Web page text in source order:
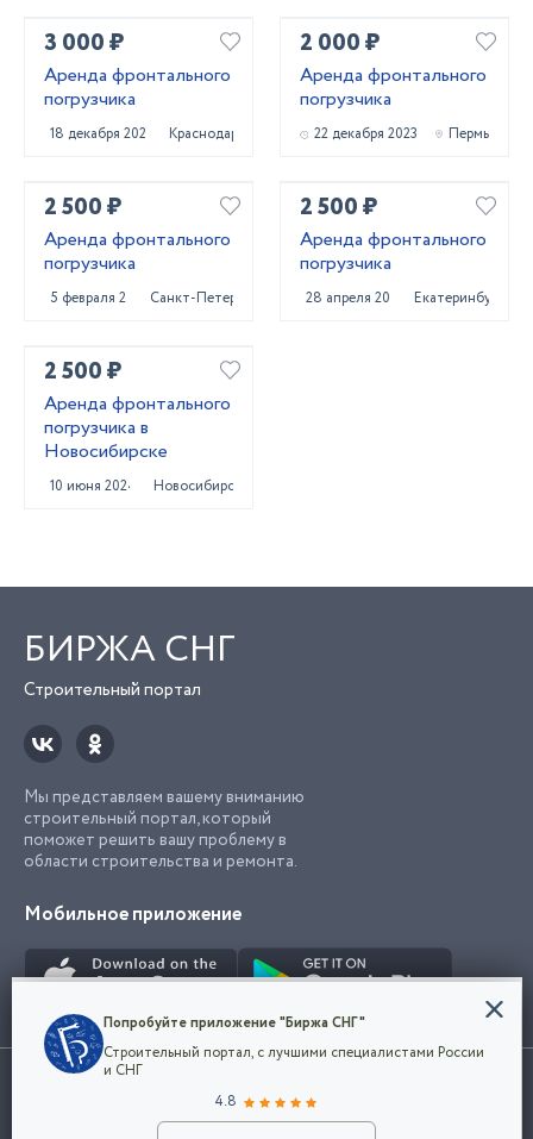
3 000 ₽
Аренда фронтального
погрузчика
18 декабря 2022 Краснодар
2 000 ₽
Аренда фронтального
погрузчика
22 декабря 2023 Пермь
2 500 ₽
Аренда фронтального
погрузчика
5 февраля 2024 Санкт-Петербург
2 500 ₽
Аренда фронтального
погрузчика
28 апреля 2025 Екатеринбург
2 500 ₽
Аренда фронтального
погрузчика в
Новосибирске
10 июня 2024 Новосибирск
БИРЖА СНГ
Строительный портал
Мы представляем вашему вниманию
строительный портал, который
поможет решить вашу проблему в
области строительства и ремонта.
Мобильное приложение
Использование сайта, в том числе подача объявлений, означает
марки представленные на сайте являются собственностью их
Конфиденциальность
Мы используем файлы cookie, чтобы сделать
наш сайт удобным для каждого
Политикой конфиденциальности компании
Попробуйте приложение "Биржа СНГ"
Строительный портал, с лучшими специалистами России
и СНГ
4.8